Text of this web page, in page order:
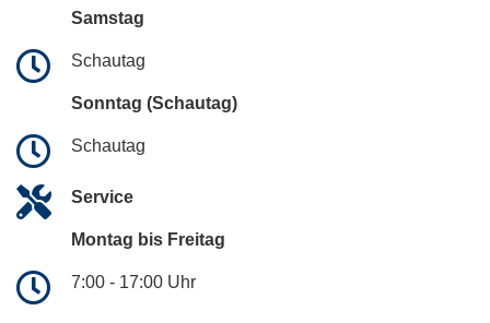
Samstag
Schautag
Sonntag (Schautag)
Schautag
Service
Montag bis Freitag
7:00 - 17:00 Uhr